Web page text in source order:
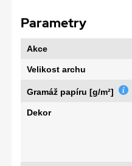
Parametry
Akce
Velikost archu
Gramáž papíru [g/m²]
Dekor